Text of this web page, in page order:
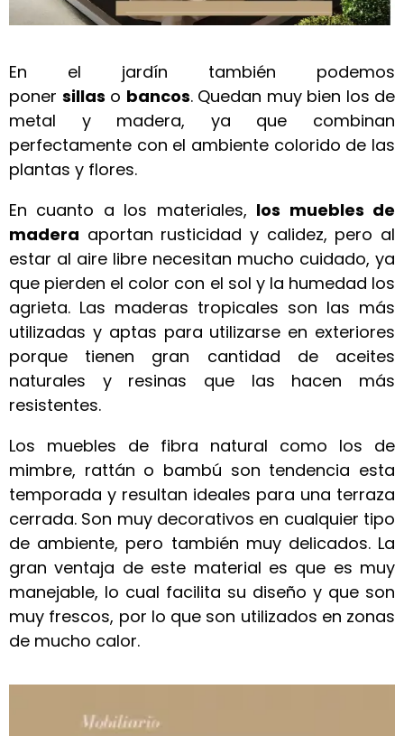
En el jardín también podemos
poner sillas o bancos. Quedan muy bien los de
metal y madera, ya que combinan
perfectamente con el ambiente colorido de las
plantas y flores.
En cuanto a los materiales, los muebles de
madera aportan rusticidad y calidez, pero al
estar al aire libre necesitan mucho cuidado, ya
que pierden el color con el sol y la humedad los
agrieta. Las maderas tropicales son las más
utilizadas y aptas para utilizarse en exteriores
porque tienen gran cantidad de aceites
naturales y resinas que las hacen más
resistentes.
Los muebles de fibra natural como los de
mimbre, rattán o bambú son tendencia esta
temporada y resultan ideales para una terraza
cerrada. Son muy decorativos en cualquier tipo
de ambiente, pero también muy delicados. La
gran ventaja de este material es que es muy
manejable, lo cual facilita su diseño y que son
muy frescos, por lo que son utilizados en zonas
de mucho calor.